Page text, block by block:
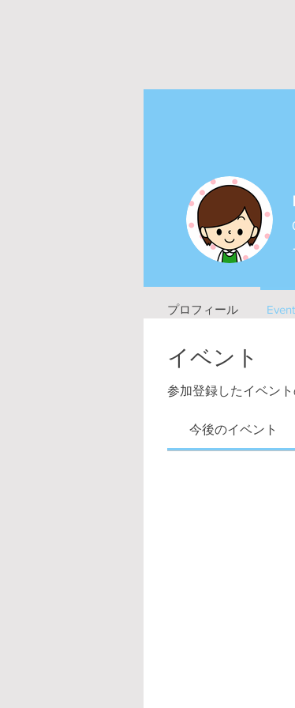
イベント
参加登録したイベン
今後のイベント
プロフィール